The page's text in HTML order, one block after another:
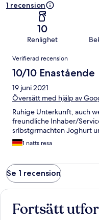
1 recension
10
Renlighet
Recensioner
Verifierad recension
10/10 Enastående
19 juni 2021
Översätt med hjälp av
Ruhige Unterkunft, auch
freundliche Inhaber/
srlbstgrmachten Joghurt
1 natts resa
Se 1 recension
Fortsätt